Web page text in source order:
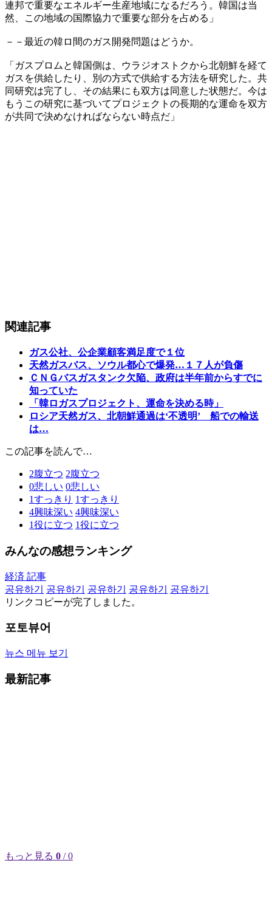
連邦で重要なエネルギー生産地域になるだろう。韓国は当
然、この地域の国際協力で重要な部分を占める」
－－最近の韓ロ間のガス開発問題はどうか。
「ガスプロムと韓国側は、ウラジオストクから北朝鮮を経て
ガスを供給したり、別の方式で供給する方法を研究した。共
同研究は完了し、その結果にも双方は同意した状態だ。今は
もうこの研究に基づいてプロジェクトの長期的な運命を双方
が共同で決めなければならない時点だ」
関連記事
ガス公社、公企業顧客満足度で１位
天然ガスバス、ソウル都心で爆発…１７人が負傷
ＣＮＧバスガスタンク欠陥、政府は半年前からすでに
知っていた
「韓ロガスプロジェクト、運命を決める時」
ロシア天然ガス、北朝鮮通過は‘不透明’ 船での輸送
は…
この記事を読んで…
2腹立つ 2腹立つ
0悲しい 0悲しい
1すっきり 1すっきり
4興味深い 4興味深い
1役に立つ 1役に立つ
みんなの感想ランキング
経済 記事
공유하기
공유하기 공유하기 공유하기
공유하기
リンクコピーが完了しました。
포토뷰어
뉴스 메뉴 보기
最新記事
もっと見る 0 / 0